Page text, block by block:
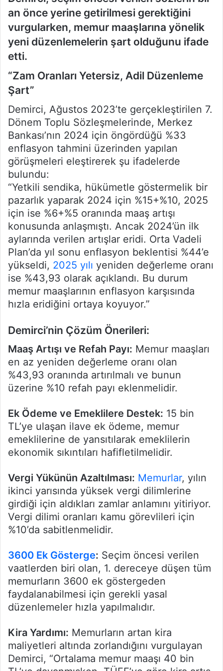
an önce yerine getirilmesi gerektiğini
vurgularken, memur maaşlarına yönelik
yeni düzenlemelerin şart olduğunu ifade
etti.
“Zam Oranları Yetersiz, Adil Düzenleme
Şart”
Demirci, Ağustos 2023’te gerçekleştirilen 7.
Dönem Toplu Sözleşmelerinde, Merkez
Bankası’nın 2024 için öngördüğü %33
enflasyon tahmini üzerinden yapılan
görüşmeleri eleştirerek şu ifadelerde
bulundu:
“Yetkili sendika, hükümetle göstermelik bir
pazarlık yaparak 2024 için %15+%10, 2025
için ise %6+%5 oranında maaş artışı
konusunda anlaşmıştı. Ancak 2024’ün ilk
aylarında verilen artışlar eridi. Orta Vadeli
Plan’da yıl sonu enflasyon beklentisi %44’e
yükseldi, 2025 yılı yeniden değerleme oranı
ise %43,93 olarak açıklandı. Bu durum
memur maaşlarının enflasyon karşısında
hızla eridiğini ortaya koyuyor.”
Demirci’nin Çözüm Önerileri:
Maaş Artışı ve Refah Payı: Memur maaşları
en az yeniden değerleme oranı olan
%43,93 oranında artırılmalı ve bunun
üzerine %10 refah payı eklenmelidir.
Ek Ödeme ve Emeklilere Destek: 15 bin
TL’ye ulaşan ilave ek ödeme, memur
emeklilerine de yansıtılarak emeklilerin
ekonomik sıkıntıları hafifletilmelidir.
Vergi Yükünün Azaltılması: Memurlar, yılın
ikinci yarısında yüksek vergi dilimlerine
girdiği için aldıkları zamlar anlamını yitiriyor.
Vergi dilimi oranları kamu görevlileri için
%10’da sabitlenmelidir.
3600 Ek Gösterge: Seçim öncesi verilen
vaatlerden biri olan, 1. dereceye düşen tüm
memurların 3600 ek göstergeden
faydalanabilmesi için gerekli yasal
düzenlemeler hızla yapılmalıdır.
Kira Yardımı: Memurların artan kira
maliyetleri altında zorlandığını vurgulayan
Demirci, “Ortalama memur maaşı 40 bin